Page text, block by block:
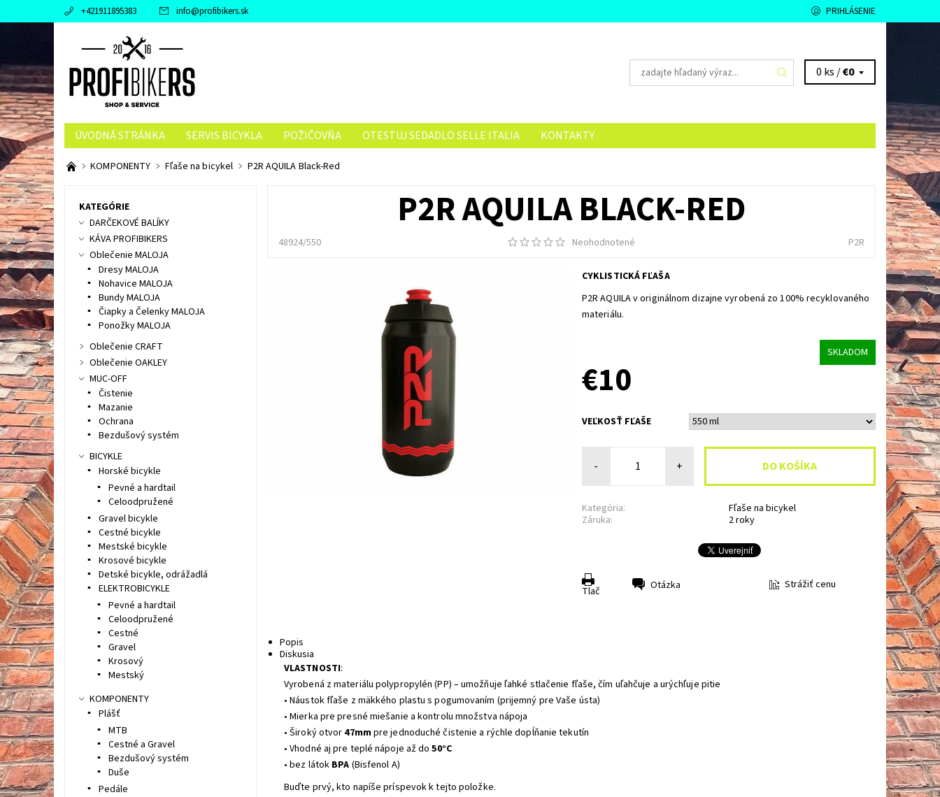
+421911895383 info@profibikers.sk PRIHLÁSENIE
0 ks /€0
ÚVODNÁ STRÁNKA SERVIS BICYKLA POŽIČOVŇA OTESTUJ SEDADLO SELLE ITALIA KONTAKTY
KOMPONENTY Fľaše na bicykel P2R AQUILA Black-Red
P2R AQUILA BLACK-RED
48924/550 Neohodnotené P2R
CYKLISTICKÁ FĽAŠA
P2R AQUILA v originálnom dizajne vyrobená zo 100% recyklovaného
materiálu.
SKLADOM
€10
VEĽKOSŤ FĽAŠE
- +
Kategória:
Fľaše na bicykel
Záruka:
2 roky
Tlač Otázka Strážiť cenu
Popis
Diskusia
VLASTNOSTI:
Vyrobená z materiálu polypropylén (PP) – umožňuje ľahké stlačenie fľaše, čím uľahčuje a urýchľuje pitie
• Náustok fľaše z mäkkého plastu s pogumovaním (prijemný pre Vaše ústa)
• Mierka pre presné miešanie a kontrolu množstva nápoja
• Široký otvor 47mmpre jednoduché čistenie a rýchle dopĺňanie tekutín
• Vhodné aj pre teplé nápoje až do50°C
• bez látok BPA (Bisfenol A)
Buďte prvý, kto napíše príspevok k tejto položke.
KATEGÓRIE
DARČEKOVÉ BALÍKY
KÁVA PROFIBIKERS
Oblečenie MALOJA
Dresy MALOJA
Nohavice MALOJA
Bundy MALOJA
Čiapky a Čelenky MALOJA
Ponožky MALOJA
Oblečenie CRAFT
Oblečenie OAKLEY
MUC-OFF
Čistenie
Mazanie
Ochrana
Bezdušový systém
BICYKLE
Horské bicykle
Pevné a hardtail
Celoodpružené
Gravel bicykle
Cestné bicykle
Mestské bicykle
Krosové bicykle
Detské bicykle, odrážadlá
ELEKTROBICYKLE
Pevné a hardtail
Celoodpružené
Cestné
Gravel
Krosový
Mestský
KOMPONENTY
Plášť
MTB
Cestné a Gravel
Bezdušový systém
Duše
Pedále